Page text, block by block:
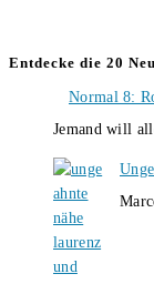
Entdecke die 20
Normal 8:
Jemand will